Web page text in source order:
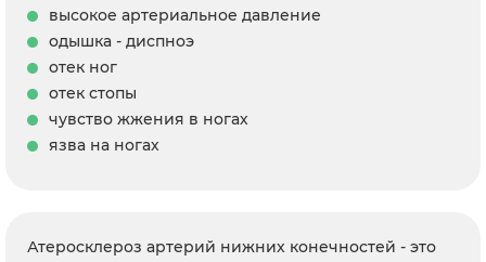
высокое артериальное давление
одышка - диспноэ
отек ног
отек стопы
чувство жжения в ногах
язва на ногах
Атеросклероз артерий нижних конечностей - это